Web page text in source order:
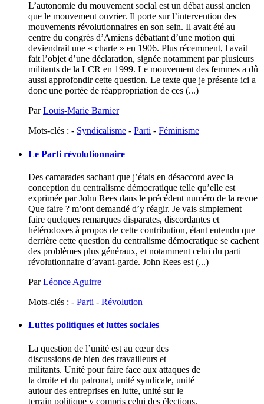
L’autonomie du mouvement social est un débat aussi ancien
que le mouvement ouvrier. Il porte sur l’intervention des
mouvements révolutionnaires en son sein. Il avait été au
centre du congrès d’Amiens débattant d’une motion qui
deviendrait une « charte » en 1906. Plus récemment, l avait
fait l’objet d’une déclaration, signée notamment par plusieurs
militants de la LCR en 1999. Le mouvement des femmes a dû
aussi approfondir cette question. Le texte que je présente ici a
donc une portée de réappropriation de ces (...)
ParLouis-Marie Barnier
Mots-clés : - Syndicalisme - Parti - Féminisme
Le Parti révolutionnaire
Des camarades sachant que j’étais en désaccord avec la
conception du centralisme démocratique telle qu’elle est
exprimée par John Rees dans le précédent numéro de la revue
Que faire ? m’ont demandé d’y réagir. Je vais simplement
faire quelques remarques disparates, discordantes et
hétérodoxes à propos de cette contribution, étant entendu que
derrière cette question du centralisme démocratique se cachent
des problèmes plus généraux, et notamment celui du parti
révolutionnaire d’avant-garde. John Rees est (...)
ParLéonce Aguirre
Mots-clés : - Parti - Révolution
Luttes politiques et luttes sociales
La question de l’unité est au cœur des
discussions de bien des travailleurs et
militants. Unité pour faire face aux attaques de
la droite et du patronat, unité syndicale, unité
autour des entreprises en lutte, unité sur le
terrain politique y compris celui des élections,